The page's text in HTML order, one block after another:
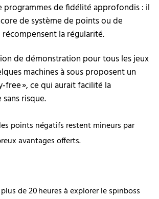
programmes de fidélité approfondis : il
de système de points ou de
la régularité.
de démonstration pour tous les jeux
machines à sous proposent un
», ce qui aurait facilité la
risque.
points négatifs restent mineurs par
avantages offerts.
de 20 heures à explorer le spinboss